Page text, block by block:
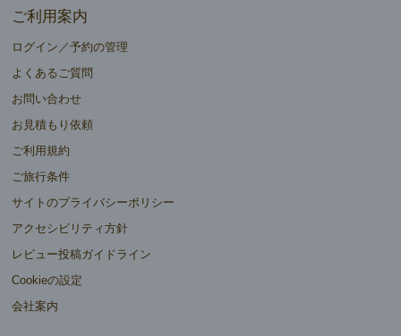
ご利用案内
ログイン／予約の管理
よくあるご質問
お問い合わせ
お見積もり依頼
ご利用規約
ご旅行条件
サイトのプライバシーポリシー
アクセシビリティ方針
レビュー投稿ガイドライン
Cookieの設定
会社案内